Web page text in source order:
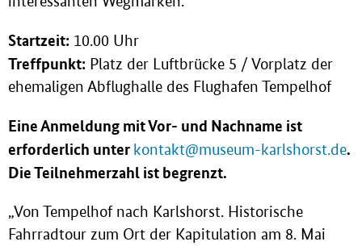
Startzeit: 10.00 Uhr
Treffpunkt: Platz der Luftbrücke 5 / Vorplatz der
ehemaligen Abflughalle des Flughafen Tempelhof
Eine Anmeldung mit Vor- und Nachname ist
erforderlich unter kontakt@museum-karlshorst.de.
Die Teilnehmerzahl ist begrenzt.
„Von Tempelhof nach Karlshorst. Historische
Fahrradtour zum Ort der Kapitulation am 8. Mai